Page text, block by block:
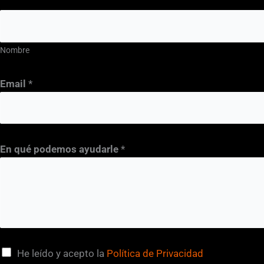
Nombre
Email *
En qué podemos ayudarle *
C He leído y acepto la Política de Privacidad